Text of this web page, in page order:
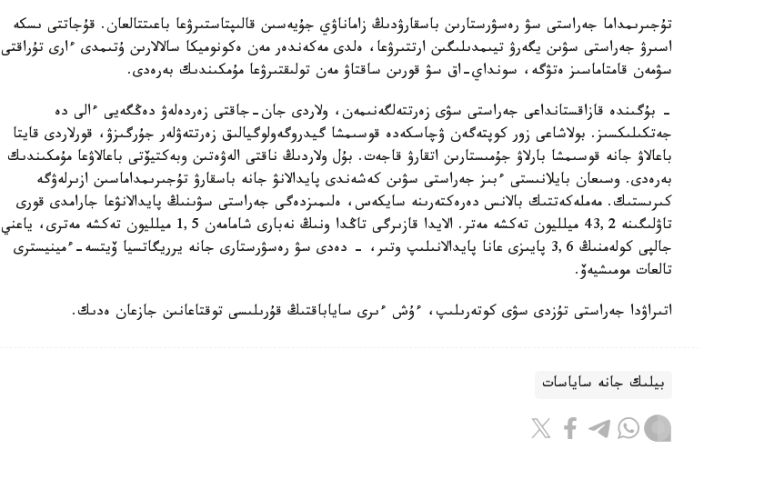
تۇجىرىمداما جەراستى سۋ رەسۋرستارىن باسقارۋدىڭ زاماناۋي جۇيەسىن قالىپتاستىرۋعا باعىتتالعان. قۇجاتتى ىسكە
اسىرۋ جەراستى سۋىن يگەرۋ تيىمدىلىگىن ارتتىرۋعا، ەلدى مەكەندەر مەن ەكونوميكا سالالارىن ۇتىمدى ءارى تۇراقتى
سۋمەن قامتاماسىز ەتۋگە، سونداي-اق سۋ قورىن ساقتاۋ مەن تولىقتىرۋعا مۇمكىندىك بەرەدى.
- بۇگىندە قازاقستانداعى جەراستى سۋى زەرتتەلگەنىمەن، ولاردى جان-جاقتى زەردەلەۋ دەڭگەيى ءالى دە
جەتكىلىكسىز. بولاشاعى زور كوپتەگەن ۋچاسكەدە قوسىمشا گيدروگەولوگيالىق زەرتتەۋلەر جۇرگىزۋ، قورلاردى قايتا
باعالاۋ جانە قوسىمشا بارلاۋ جۇمىستارىن اتقارۋ قاجەت. بۇل ولاردىڭ ناقتى الەۋەتىن وبەكتيۆتى باعالاۋعا مۇمكىندىك
بەرەدى. وسىعان بايلانىستى ءبىز جەراستى سۋىن كەشەندى پايدالانۋ جانە باسقارۋ تۇجىرىمداماسىن ازىرلەۋگە
كىرىستىك. مەملەكەتتىك بالانس دەرەكتەرىنە سايكەس، ەلىمىزدەگى جەراستى سۋىنىڭ پايدالانۋعا جارامدى قورى
تاۋلىگىنە 43,2 ميلليون تەكشە مەتر. الايدا قازىرگى تاڭدا ونىڭ نەبارى شامامەن 1,5 ميلليون تەكشە مەترى، ياعني
جالپى كولەمنىڭ 3,6 پايىزى عانا پايدالانىلىپ وتىر، - دەدى سۋ رەسۋرستارى جانە يرريگاتسيا ۆيتسە-ءمينيسترى
تالعات مومىشيەۆ.
اتىراۋدا جەراستى تۇزدى سۋى كوتەرىلىپ، ءۇش ءىرى ساياباقتىڭ قۇرىلىسى توقتاعانىن جازعان ەدىك.
بيلىك جانە ساياسات